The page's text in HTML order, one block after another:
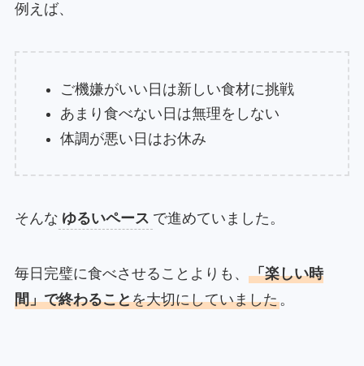
例えば、
ご機嫌がいい日は新しい食材に挑戦
あまり食べない日は無理をしない
体調が悪い日はお休み
そんな ゆるいペース で進めていました。
毎日完璧に食べさせることよりも、 「楽しい時
間」で終わることを大切にしていました。